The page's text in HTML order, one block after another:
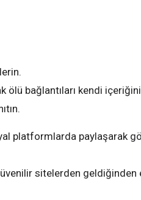
ölü bağlantıları kendi
platformlarda paylaşarak
sitelerden